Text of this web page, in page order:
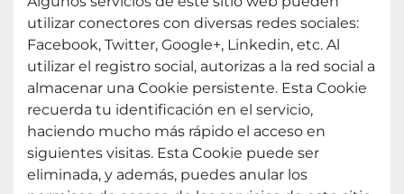
utilizar conectores con diversas redes sociales:
Facebook, Twitter, Google+, Linkedin, etc. Al
utilizar el registro social, autorizas a la red social a
almacenar una Cookie persistente. Esta Cookie
recuerda tu identificación en el servicio,
haciendo mucho más rápido el acceso en
siguientes visitas. Esta Cookie puede ser
eliminada, y además, puedes anular los